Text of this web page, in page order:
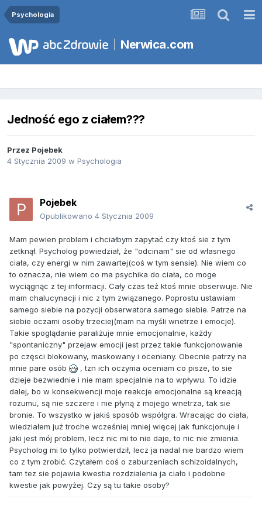
Psychologia
Nerwica.com
Jedność ego z ciałem???
Przez Pojebek
4 Stycznia 2009 w Psychologia
Pojebek
Opublikowano 4 Stycznia 2009
Mam pewien problem i chciałbym zapytać czy ktoś sie z tym
zetknął. Psycholog powiedział, że "odcinam" sie od własnego
ciała, czy energi w nim zawartej(coś w tym sensie). Nie wiem co
to oznacza, nie wiem co ma psychika do ciała, co moge
wyciągnąc z tej informacji. Cały czas też ktoś mnie obserwuje. Nie
mam chalucynacji i nic z tym związanego. Poprostu ustawiam
samego siebie na pozycji obserwatora samego siebie. Patrze na
siebie oczami osoby trzeciej(mam na myśli wnetrze i emocje).
Takie spoglądanie paraliżuje mnie emocjonalnie, każdy
"spontaniczny" przejaw emocji jest przez takie funkcjonowanie
po częsci blokowany, maskowany i oceniany. Obecnie patrzy na
mnie pare osób
, tzn ich oczyma oceniam co pisze, to sie
dzieje bezwiednie i nie mam specjalnie na to wpływu. To idzie
dalej, bo w konsekwencji moje reakcje emocjonalne są kreacją
rozumu, są nie szczere i nie płyną z mojego wnetrza, tak sie
bronie. To wszystko w jakiś sposób współgra. Wracając do ciała,
wiedziałem już troche wcześniej mniej więcej jak funkcjonuje i
jaki jest mój problem, lecz nic mi to nie daje, to nic nie zmienia.
Psycholog mi to tylko potwierdził, lecz ja nadal nie bardzo wiem
co z tym zrobić. Czytałem coś o zaburzeniach schizoidalnych,
tam tez sie pojawia kwestia rozdzialenia ja ciało i podobne
kwestie jak powyżej. Czy są tu takie osoby?